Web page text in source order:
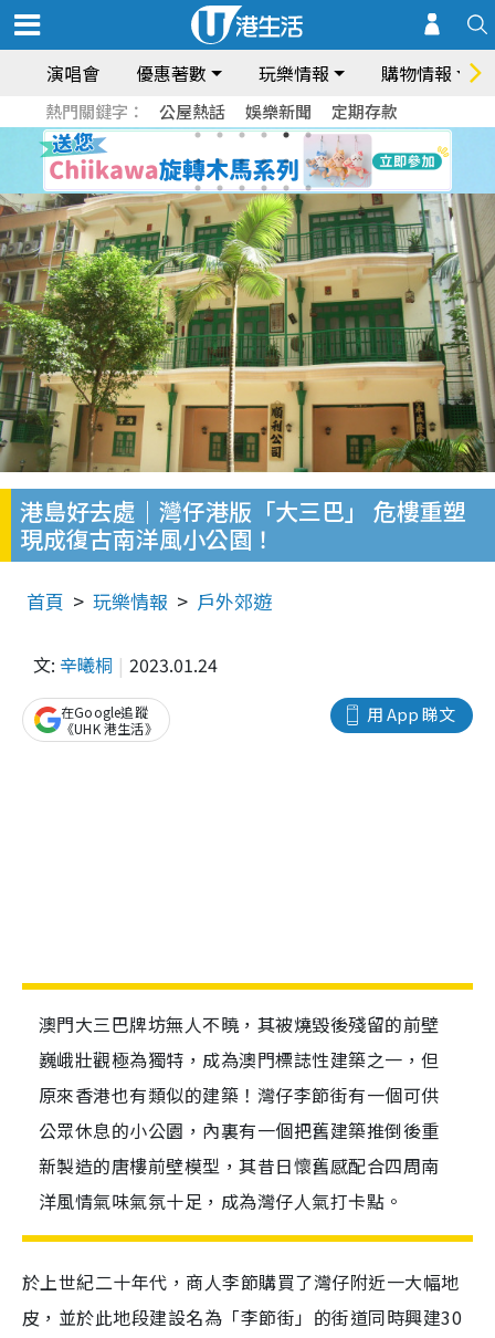
演唱會 優惠著數 玩樂情報 購物情報
熱門關鍵字： 公屋熱話 娛樂新聞 定期存款
港島好去處｜灣仔港版「大三巴」 危樓重塑
現成復古南洋風小公園！
首頁 玩樂情報 戶外郊遊
文: 辛曦桐 2023.01.24
用 App 睇文
在Google追蹤
《UHK 港生活》
澳門大三巴牌坊無人不曉，其被燒毀後殘留的前壁
巍峨壯觀極為獨特，成為澳門標誌性建築之一，但
原來香港也有類似的建築！灣仔李節街有一個可供
公眾休息的小公園，內裏有一個把舊建築推倒後重
新製造的唐樓前壁模型，其昔日懷舊感配合四周南
洋風情氣味氣氛十足，成為灣仔人氣打卡點。
於上世紀二十年代，商人李節購買了灣仔附近一大幅地
皮，並於此地段建設名為「李節街」的街道同時興建30